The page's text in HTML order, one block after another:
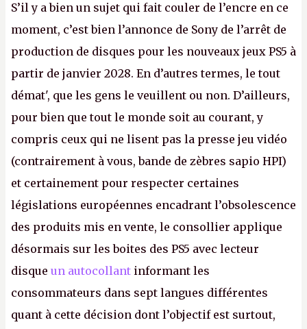
S’il y a bien un sujet qui fait couler de l’encre en ce
moment, c’est bien l’annonce de Sony de l’arrêt de
production de disques pour les nouveaux jeux PS5 à
partir de janvier 2028. En d’autres termes, le tout
démat', que les gens le veuillent ou non. D’ailleurs,
pour bien que tout le monde soit au courant, y
compris ceux qui ne lisent pas la presse jeu vidéo
(contrairement à vous, bande de zèbres sapio HPI)
et certainement pour respecter certaines
législations européennes encadrant l’obsolescence
des produits mis en vente, le consollier applique
désormais sur les boites des PS5 avec lecteur
disque un autocollant informant les
consommateurs dans sept langues différentes
quant à cette décision dont l’objectif est surtout,